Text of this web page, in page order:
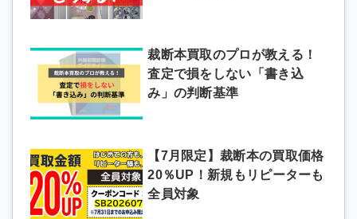
裁断本買取のプロが教える！
査定で損をしない「書き込
み」の判断基準
【7月限定】裁断本の買取価格
20％UP！新規もリピーターも
全員対象